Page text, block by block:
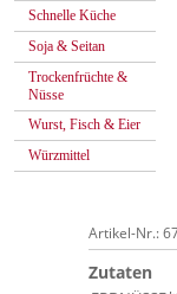
Schnelle Küche
Soja & Seitan
Trockenfrüchte &
Nüsse
Wurst, Fisch & Eier
Würzmittel
Artikel-Nr.:
Zutaten